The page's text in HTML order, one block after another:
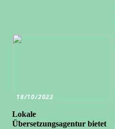
18/10/2022
Lokale
Übersetzungsagentur bietet